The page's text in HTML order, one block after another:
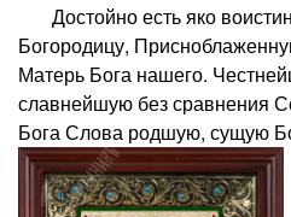
Достойно есть яко
Богородицу,
Матерь Бога нашего.
славнейшую без сравнения
Бога Слова родшую, сущую